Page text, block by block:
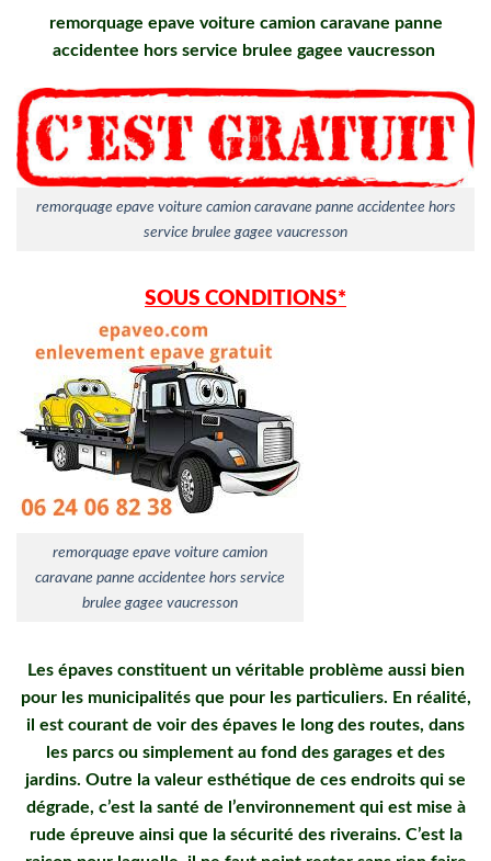
remorquage epave voiture camion caravane panne
accidentee hors service brulee gagee vaucresson
remorquage epave voiture camion caravane panne accidentee hors
service brulee gagee vaucresson
SOUS CONDITIONS*
remorquage epave voiture camion
caravane panne accidentee hors service
brulee gagee vaucresson
Les épaves constituent un véritable problème aussi bien
pour les municipalités que pour les particuliers. En réalité,
il est courant de voir des épaves le long des routes, dans
les parcs ou simplement au fond des garages et des
jardins. Outre la valeur esthétique de ces endroits qui se
dégrade, c’est la santé de l’environnement qui est mise à
rude épreuve ainsi que la sécurité des riverains. C’est la